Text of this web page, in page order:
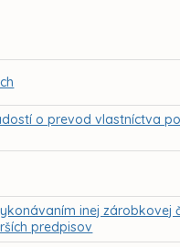
o prevod vlastníctva
inej zárobkovej
predpisov